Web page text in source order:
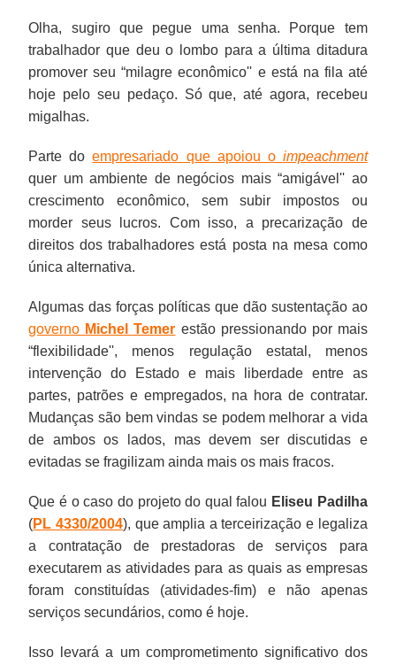
Olha, sugiro que pegue uma senha. Porque tem
trabalhador que deu o lombo para a última ditadura
promover seu “milagre econômico'' e está na fila até
hoje pelo seu pedaço. Só que, até agora, recebeu
migalhas.
Parte doempresariado que apoiou o impeachment
quer um ambiente de negócios mais “amigável'' ao
crescimento econômico, sem subir impostos ou
morder seus lucros. Com isso, a precarização de
direitos dos trabalhadores está posta na mesa como
única alternativa.
Algumas das forças políticas que dão sustentação ao
governo Michel Temer estão pressionando por mais
“flexibilidade'', menos regulação estatal, menos
intervenção do Estado e mais liberdade entre as
partes, patrões e empregados, na hora de contratar.
Mudanças são bem vindas se podem melhorar a vida
de ambos os lados, mas devem ser discutidas e
evitadas se fragilizam ainda mais os mais fracos.
Que é o caso do projeto do qual falou Eliseu Padilha
(PL 4330/2004), que amplia a terceirização e legaliza
a contratação de prestadoras de serviços para
executarem as atividades para as quais as empresas
foram constituídas (atividades-fim) e não apenas
serviços secundários, como é hoje.
Isso levará a um comprometimento significativo dos
concorda
primeiro
temos
fazer
crescer
depois
dividi-
contratantes
máximo,
terão
bancar
salários
punição
pelos
escravos
libertos.